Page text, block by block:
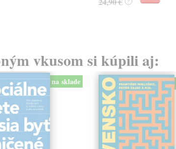
vkusom si kúpili aj:
na sklade